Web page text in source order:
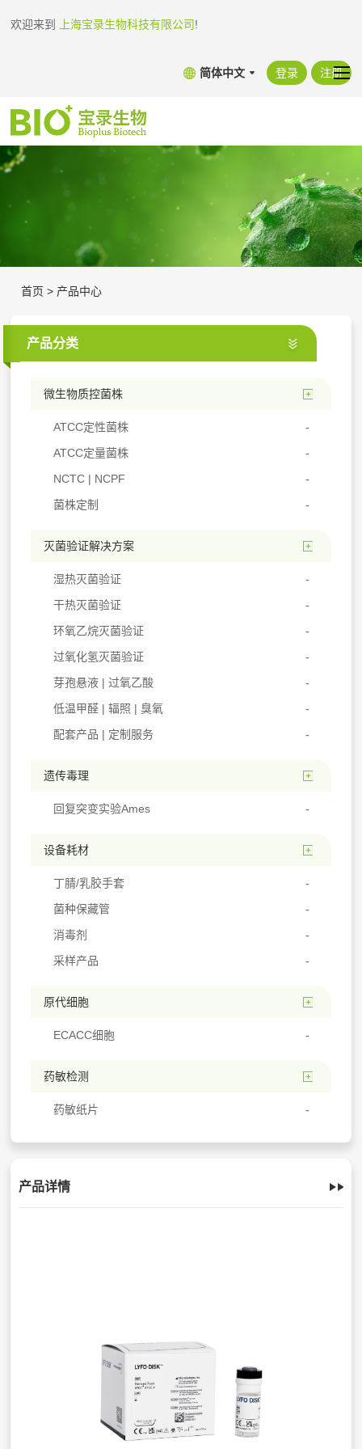
欢迎来到 上海宝录生物科技有限公司!
简体中文 登录 注册
首页 > 产品中心
产品分类
微生物质控菌株
ATCC定性菌株
ATCC定量菌株
NCTC | NCPF
菌株定制
灭菌验证解决方案
湿热灭菌验证
干热灭菌验证
环氧乙烷灭菌验证
过氧化氢灭菌验证
芽孢悬液 | 过氧乙酸
低温甲醛 | 辐照 | 臭氧
配套产品 | 定制服务
遗传毒理
回复突变实验Ames
设备耗材
丁腈/乳胶手套
菌种保藏管
消毒剂
采样产品
原代细胞
ECACC细胞
药敏检测
药敏纸片
产品详情